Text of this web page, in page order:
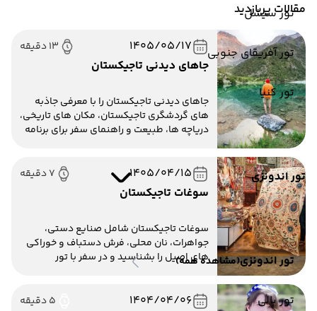
تور سیشل
تور آفریقای جنوبی
تور کنیا
تور اندونزی
تور اندونزی(مشاهده همه)
تور بالی
مقالات پربازدید
1405/05/17 13 دقیقه
جاهای دیدنی تاجیکستان
جاهای دیدنی تاجیکستان را با معرفی جاذبه
های گردشگری تاجیکستان، مکان های تاریخی،
دریاچه ها، طبیعت و راهنمای سفر برای برنامه
1405/04/15 7 دقیقه
سوغات تاجیکستان
سوغات تاجیکستان شامل صنایع دستی،
جواهرات، نان محلی، فرش دستباف و خوراکی
های اصیل را بشناسید و در سفر با تور
تاجیکستان از دست ندهید.
1404/04/06 5 دقیقه